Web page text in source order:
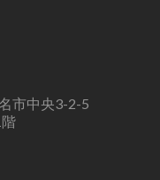
市中央3-2-5